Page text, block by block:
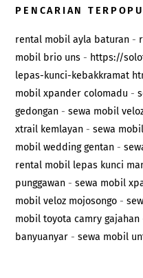
PENCARIAN
rental mobil ayla baturan -
mobil brio uns - https://
lepas-kunci-kebakkramat
mobil xpander colomadu -
gedongan -sewa mobil
xtrail kemlayan -sewa
mobil wedding gentan -
rental mobil lepas kunci
punggawan -sewa mobil
mobil veloz mojosongo -
mobil toyota camry gajahan
banyuanyar -sewa mobil